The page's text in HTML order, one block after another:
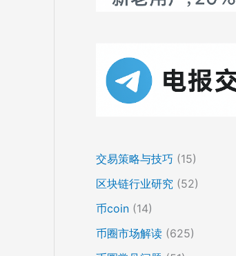
交易策略与技巧 (15)
区块链行业研究 (52)
币coin (14)
币圈市场解读 (625)